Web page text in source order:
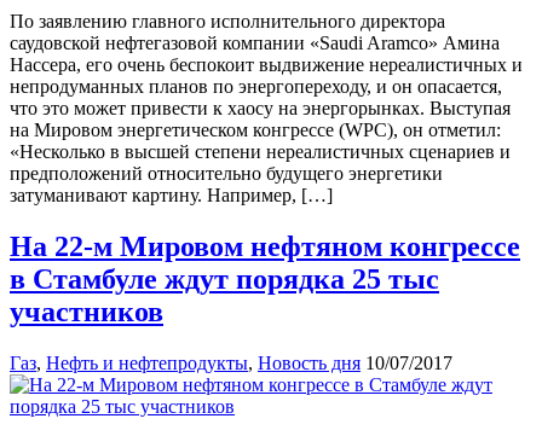
По заявлению главного исполнительного директора
саудовской нефтегазовой компании «Saudi Aramco» Амина
Нассера, его очень беспокоит выдвижение нереалистичных и
непродуманных планов по энергопереходу, и он опасается,
что это может привести к хаосу на энергорынках. Выступая
на Мировом энергетическом конгрессе (WPC), он отметил:
«Несколько в высшей степени нереалистичных сценариев и
предположений относительно будущего энергетики
затуманивают картину. Например, […]
На 22-м Мировом нефтяном конгрессе
в Стамбуле ждут порядка 25 тыс
участников
Газ, Нефть и нефтепродукты, Новость дня 10/07/2017